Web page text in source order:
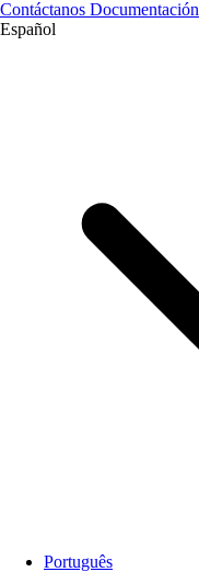
Contáctanos Documentación
Español
Português